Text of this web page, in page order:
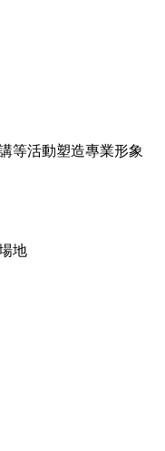
等活動塑造專業形象
地